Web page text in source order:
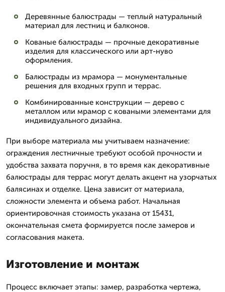
Деревянные балюстрады — теплый натуральный
материал для лестниц и балконов.
Кованые балюстрады — прочные декоративные
изделия для классического или арт-нуво
оформления.
Балюстрады из мрамора — монументальные
решения для входных групп и террас.
Комбинированные конструкции — дерево с
металлом или мрамор с коваными элементами для
индивидуального дизайна.
При выборе материала мы учитываем назначение:
ограждения лестничные требуют особой прочности и
удобства захвата поручня, в то время как декоративные
балюстрады для террас могут делать акцент на узорчатых
балясинах и отделке. Цена зависит от материала,
сложности элемента и объема работ. Начальная
ориентировочная стоимость указана от 15431,
окончательная смета формируется после замеров и
согласования макета.
Изготовление и монтаж
Процесс включает этапы: замер, разработка чертежа,